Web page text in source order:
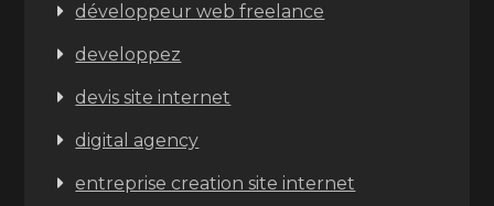
développeur web freelance
developpez
devis site internet
digital agency
entreprise creation site internet